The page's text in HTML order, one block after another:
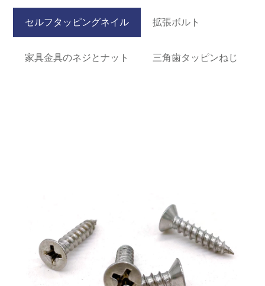
セルフタッピングネイル 拡張ボルト
家具金具のネジとナット 三角歯タッピンねじ